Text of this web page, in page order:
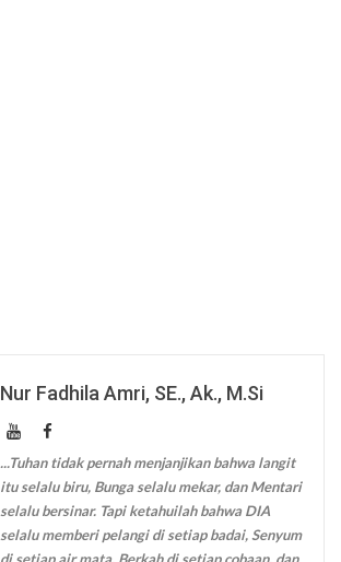
Nur Fadhila Amri, SE., Ak., M.Si
...Tuhan tidak pernah menjanjikan bahwa langit
itu selalu biru, Bunga selalu mekar, dan Mentari
selalu bersinar. Tapi ketahuilah bahwa DIA
selalu memberi pelangi di setiap badai, Senyum